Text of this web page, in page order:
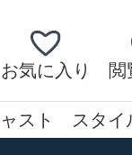
お気に入り 閲
スト スタイ